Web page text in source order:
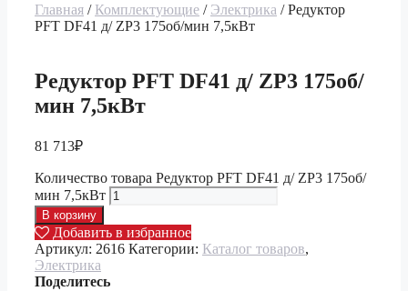
Главная / Комплектующие / Электрика / Редуктор
PFT DF41 д/ ZP3 175об/мин 7,5кВт
Редуктор PFT DF41 д/ ZP3 175об/
мин 7,5кВт
81 713₽
Количество товара Редуктор PFT DF41 д/ ZP3 175об/
мин 7,5кВт
В корзину
Добавить в избранное
Артикул: 2616 Категории: Каталог товаров,
Электрика
Поделитесь